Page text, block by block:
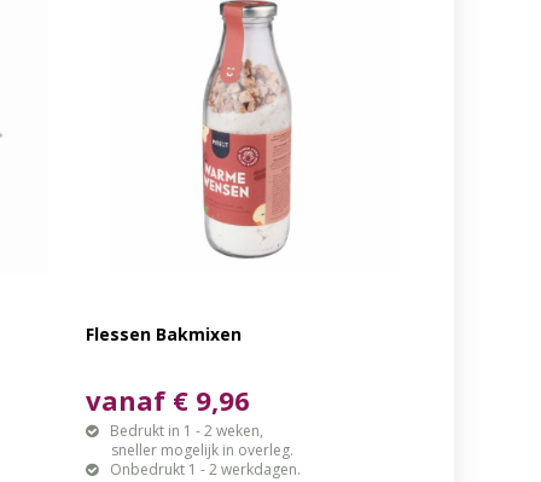
Flessen Bakmixen
vanaf € 9,96
Bedrukt in 1 - 2 weken,
sneller mogelijk in overleg.
Onbedrukt 1 - 2 werkdagen.